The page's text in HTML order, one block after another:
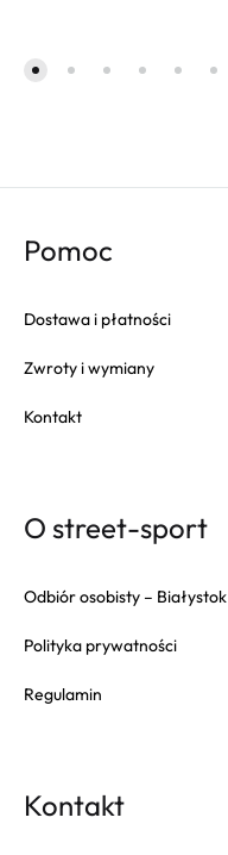
Pomoc
Dostawa i płatności
Zwroty i wymiany
Kontakt
O street-sport
Odbiór osobisty – Białystok
Polityka prywatności
Regulamin
Kontakt